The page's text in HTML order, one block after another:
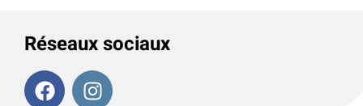
Réseaux sociaux